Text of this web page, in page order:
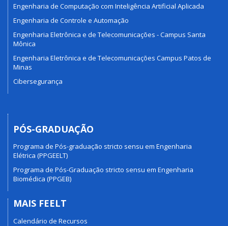
Engenharia de Computação com Inteligência Artificial Aplicada
Engenharia de Controle e Automação
Engenharia Eletrônica e de Telecomunicações - Campus Santa
Mônica
Engenharia Eletrônica e de Telecomunicações Campus Patos de
Minas
Cibersegurança
PÓS-GRADUAÇÃO
Programa de Pós-graduação stricto sensu em Engenharia
Elétrica (PPGEELT)
Programa de Pós-Graduação stricto sensu em Engenharia
Biomédica (PPGEB)
MAIS FEELT
Calendário de Recursos